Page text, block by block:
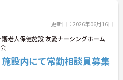
更新日：2026年06月16日
老人保健施設 友愛ナーシングホーム
設内にて常勤相談員募集